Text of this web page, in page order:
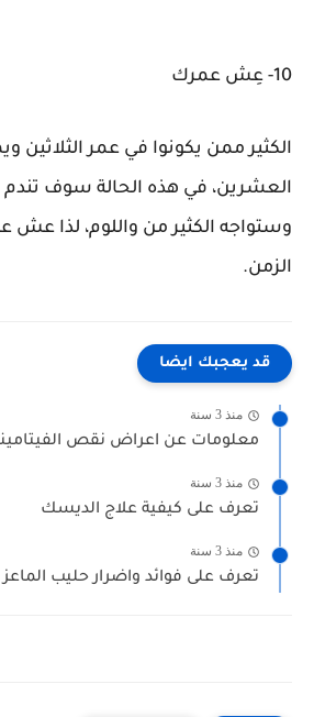
10- عِش عمرك
الكثير ممن يكونوا في عمر الثلاثين
العشرين، في هذه الحالة سوف
وستواجه الكثير من واللوم، لذا عش
الزمن.
قد يعجبك ايضا
منذ 3 سنة
معلومات عن اعراض نقص
منذ 3 سنة
تعرف على كيفية علاج الديسك
منذ 3 سنة
تعرف على فوائد واضرار حليب الماعز